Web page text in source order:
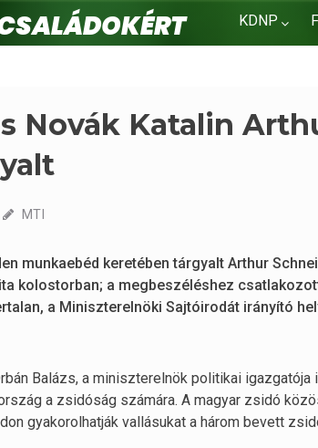
KDNP
Novák Katalin
MTI
munkaebéd keretében tárgyalt Arthur
kolostorban; a megbeszéléshez
a Miniszterelnöki Sajtóirodát irányító
Balázs, a miniszterelnök politikai
a zsidóság számára. A magyar zsidó
gyakorolhatják vallásukat a három bevett